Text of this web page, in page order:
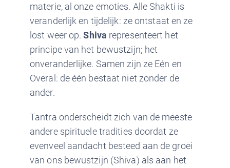
materie, al onze emoties. Alle Shakti is
veranderlijk en tijdelijk: ze ontstaat en ze
lost weer op.Shiva representeert het
principe van het bewustzijn; het
onveranderlijke. Samen zijn ze Eén en
Overal: de één bestaat niet zonder de
ander.
Tantra onderscheidt zich van de meeste
andere spirituele tradities doordat ze
evenveel aandacht besteed aan de groei
van ons bewustzijn (Shiva) als aan het